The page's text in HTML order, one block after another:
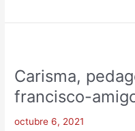
Carisma,
francisco-
octubre 6, 2021
y
espiritualidad
francisco-
amigoniana